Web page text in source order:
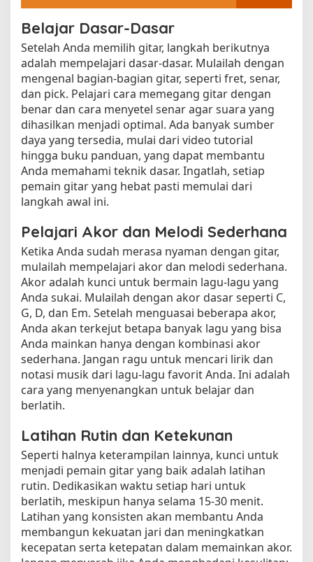
Belajar Dasar-Dasar
Setelah Anda memilih gitar, langkah berikutnya
adalah mempelajari dasar-dasar. Mulailah dengan
mengenal bagian-bagian gitar, seperti fret, senar,
dan pick. Pelajari cara memegang gitar dengan
benar dan cara menyetel senar agar suara yang
dihasilkan menjadi optimal. Ada banyak sumber
daya yang tersedia, mulai dari video tutorial
hingga buku panduan, yang dapat membantu
Anda memahami teknik dasar. Ingatlah, setiap
pemain gitar yang hebat pasti memulai dari
langkah awal ini.
Pelajari Akor dan Melodi Sederhana
Ketika Anda sudah merasa nyaman dengan gitar,
mulailah mempelajari akor dan melodi sederhana.
Akor adalah kunci untuk bermain lagu-lagu yang
Anda sukai. Mulailah dengan akor dasar seperti C,
G, D, dan Em. Setelah menguasai beberapa akor,
Anda akan terkejut betapa banyak lagu yang bisa
Anda mainkan hanya dengan kombinasi akor
sederhana. Jangan ragu untuk mencari lirik dan
notasi musik dari lagu-lagu favorit Anda. Ini adalah
cara yang menyenangkan untuk belajar dan
berlatih.
Latihan Rutin dan Ketekunan
Seperti halnya keterampilan lainnya, kunci untuk
menjadi pemain gitar yang baik adalah latihan
rutin. Dedikasikan waktu setiap hari untuk
berlatih, meskipun hanya selama 15-30 menit.
Latihan yang konsisten akan membantu Anda
membangun kekuatan jari dan meningkatkan
kecepatan serta ketepatan dalam memainkan akor.